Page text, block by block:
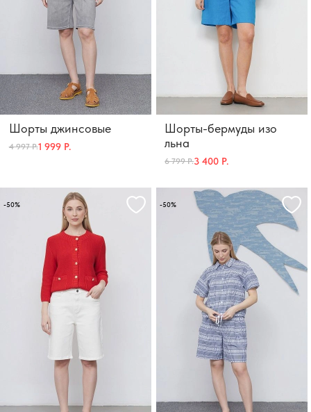
Шорты джинсовые
4 997 Р.1 999 Р.
Шорты-бермуды изо
льна
6 799 Р.3 400 Р.
-50% -50%